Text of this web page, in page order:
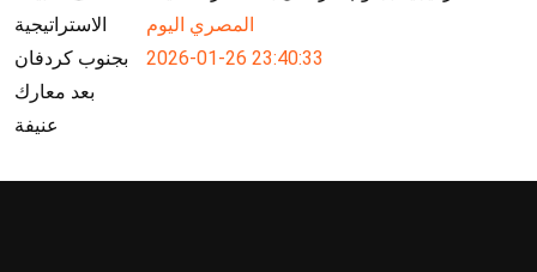
المصري اليوم
2026-01-26 23:40:33